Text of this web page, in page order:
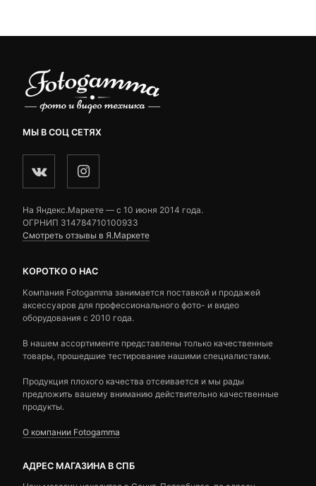
МЫ В СОЦ СЕТЯХ
На Яндекс.Маркете — c 10 июня 2014 года.
ОГРНИП 314784710100933
Смотреть отзывы в Я.Маркете
КОРОТКО О НАС
Компания Fotogamma занимается поставкой и продажей
аксессуаров для профессионального фото- и видео
оборудования с 2010 года.
В нашем ассортименте представлены только качественные
товары, прошедшие тестирование нашими специалистами.
Продукция плохого качества отсеивается и мы рады
предложить вашему вниманию действительно качественные
продукты.
О компании Fotogamma
АДРЕС МАГАЗИНА В СПБ